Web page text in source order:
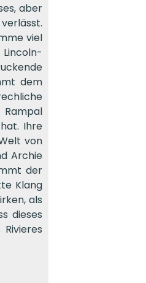
aber
viel
dem
Ihre
von
Archie
der
Klang
als
dieses